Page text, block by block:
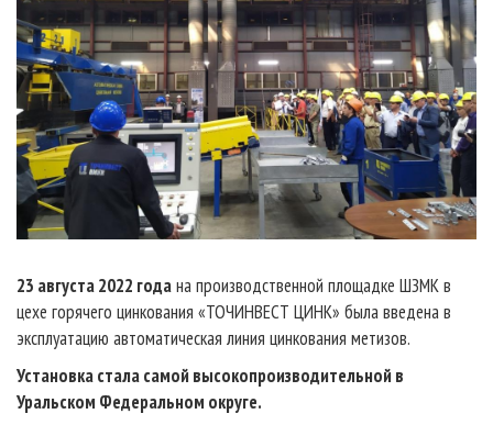
23 августа 2022 годана производственной площадке ШЗМК в
цехе горячего цинкования «ТОЧИНВЕСТ ЦИНК» была введена в
эксплуатацию автоматическая линия цинкования метизов.
Установка стала самой высокопроизводительной в
Уральском Федеральном округе.